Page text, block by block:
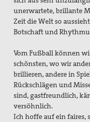
unerwartete, brillante
Zeit die Welt so
Botschaft und
Vom Fußball können
schönsten, wo wir
brillieren, andere in
Rückschlägen und
sind, gastfreundlich,
versöhnlich.
Ich hoffe auf ein faires,